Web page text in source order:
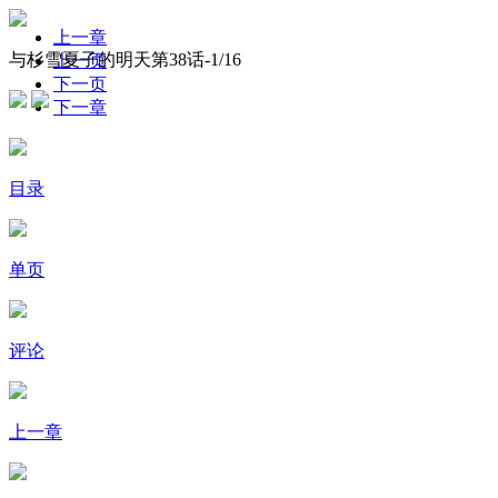
与杉雪夏子的明天第38话-1/16
上一章
上一页
下一页
下一章
目录
单页
评论
上一章